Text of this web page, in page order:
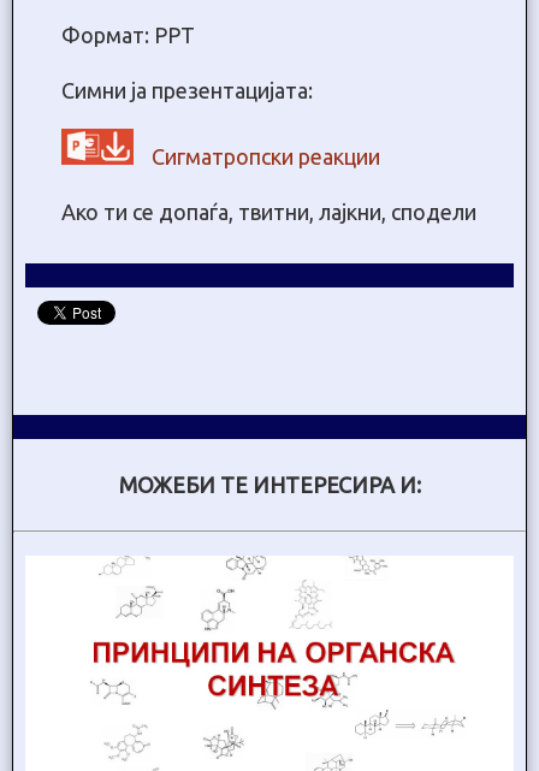
Формат: PPT
Симни ја презентацијата:
Сигматропски реакции
Ако ти се допаѓа, твитни, лајкни, сподели
МОЖЕБИ ТЕ ИНТЕРЕСИРА И: